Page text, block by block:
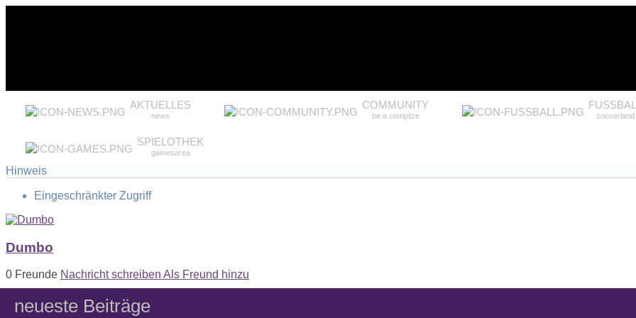
AKTUELLES
news
COMMUNITY
be a complize soccerland
SPIELOTHEK
gamesarea
Hinweis
Eingeschränkter Zugriff
Dumbo
0 Freunde Nachricht schreiben Als Freund hinzu
neueste Beiträge